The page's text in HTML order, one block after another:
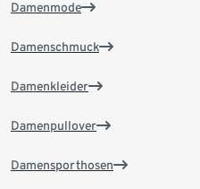
Damenmode
Damenschmuck
Damenkleider
Damenpullover
Damensporthosen